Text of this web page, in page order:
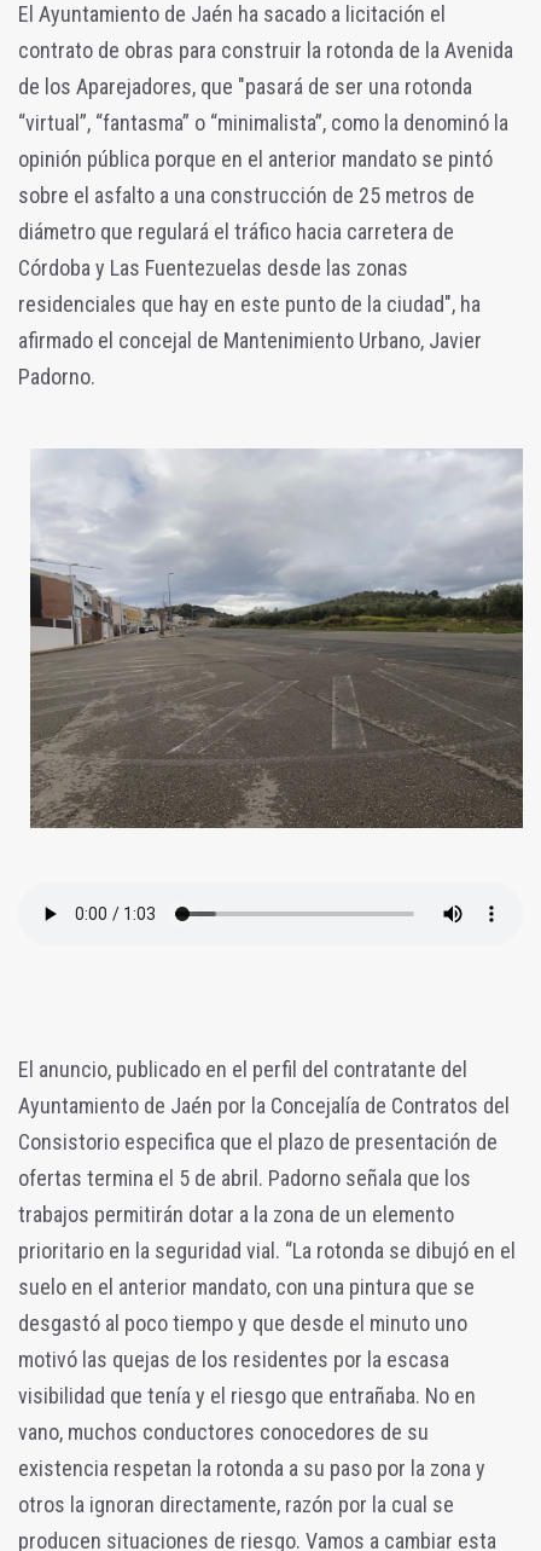
El Ayuntamiento de Jaén ha sacado a licitación el
contrato de obras para construir la rotonda de la Avenida
de los Aparejadores, que "pasará de ser una rotonda
“virtual”, “fantasma” o “minimalista”, como la denominó la
opinión pública porque en el anterior mandato se pintó
sobre el asfalto a una construcción de 25 metros de
diámetro que regulará el tráfico hacia carretera de
Córdoba y Las Fuentezuelas desde las zonas
residenciales que hay en este punto de la ciudad", ha
afirmado el concejal de Mantenimiento Urbano, Javier
Padorno.
El anuncio, publicado en el perfil del contratante del
Ayuntamiento de Jaén por la Concejalía de Contratos del
Consistorio especifica que el plazo de presentación de
ofertas termina el 5 de abril. Padorno señala que los
trabajos permitirán dotar a la zona de un elemento
prioritario en la seguridad vial. “La rotonda se dibujó en el
suelo en el anterior mandato, con una pintura que se
desgastó al poco tiempo y que desde el minuto uno
motivó las quejas de los residentes por la escasa
visibilidad que tenía y el riesgo que entrañaba. No en
vano, muchos conductores conocedores de su
existencia respetan la rotonda a su paso por la zona y
otros la ignoran directamente, razón por la cual se
producen situaciones de riesgo. Vamos a cambiar esta